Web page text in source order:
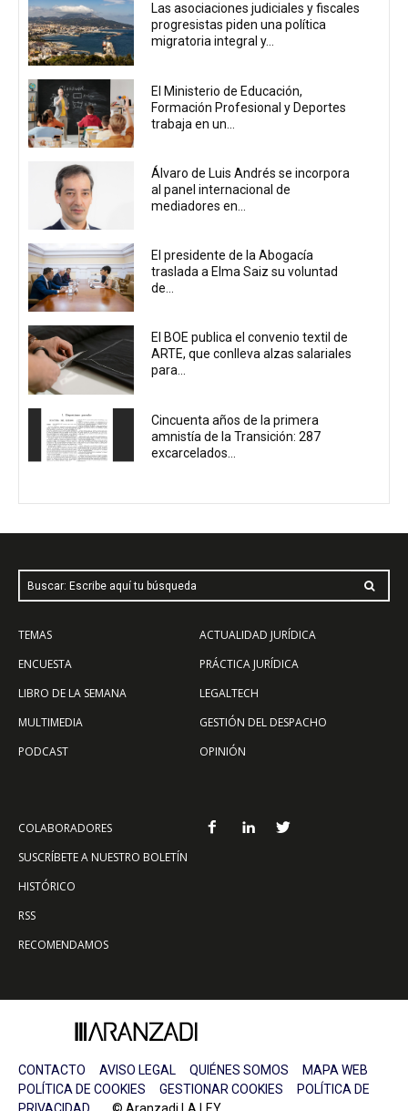
Las asociaciones judiciales y fiscales
progresistas piden una política
migratoria integral y...
El Ministerio de Educación,
Formación Profesional y Deportes
trabaja en un...
Álvaro de Luis Andrés se incorpora
al panel internacional de
mediadores en...
El presidente de la Abogacía
traslada a Elma Saiz su voluntad
de...
El BOE publica el convenio textil de
ARTE, que conlleva alzas salariales
para...
Cincuenta años de la primera
amnistía de la Transición: 287
excarcelados...
Buscar: Escribe aquí tu búsqueda
TEMAS
ENCUESTA
LIBRO DE LA SEMANA
MULTIMEDIA
PODCAST
ACTUALIDAD JURÍDICA
PRÁCTICA JURÍDICA
LEGALTECH
GESTIÓN DEL DESPACHO
OPINIÓN
COLABORADORES
SUSCRÍBETE A NUESTRO BOLETÍN
HISTÓRICO
RSS
RECOMENDAMOS
CONTACTO AVISO LEGAL QUIÉNES SOMOS
MAPA WEB
POLÍTICA DE COOKIES
GESTIONAR COOKIES
POLÍTICA DE